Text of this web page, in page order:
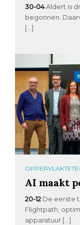
30-04Aldert is
begonnen.
[…]
AI maakt
20-12 De eerste
Flightpath,
apparatuur […]